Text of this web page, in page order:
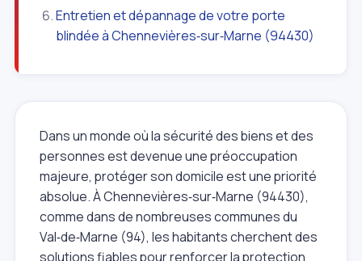
Entretien et dépannage de votre porte
blindée à Chennevières‑sur‑Marne (94430)
Dans un monde où la sécurité des biens et des
personnes est devenue une préoccupation
majeure, protéger son domicile est une priorité
absolue. À Chennevières‑sur‑Marne (94430),
comme dans de nombreuses communes du
Val‑de‑Marne (94), les habitants cherchent des
solutions fiables pour renforcer la protection